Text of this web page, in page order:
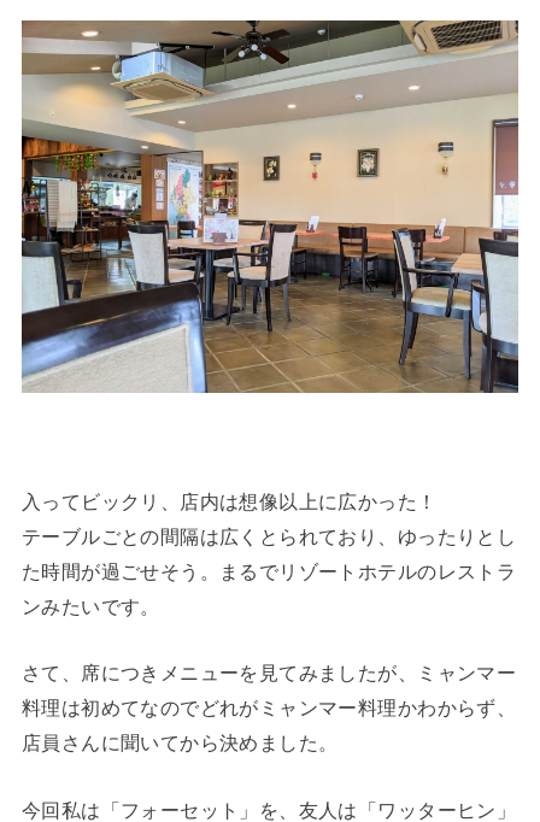
入ってビックリ、店内は想像以上に広かった！
テーブルごとの間隔は広くとられており、ゆったりとし
た時間が過ごせそう。まるでリゾートホテルのレストラ
ンみたいです。
さて、席につきメニューを見てみましたが、ミャンマー
料理は初めてなのでどれがミャンマー料理かわからず、
店員さんに聞いてから決めました。
今回私は「フォーセット」を、友人は「ワッターヒン」